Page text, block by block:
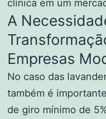
clínica em um
A
Empresas
No caso das
também é
de giro mínimo de